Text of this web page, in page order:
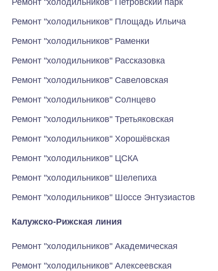
Ремонт "холодильников" Петровский парк
Ремонт "холодильников" Площадь Ильича
Ремонт "холодильников" Раменки
Ремонт "холодильников" Рассказовка
Ремонт "холодильников" Савеловская
Ремонт "холодильников" Солнцево
Ремонт "холодильников" Третьяковская
Ремонт "холодильников" Хорошёвская
Ремонт "холодильников" ЦСКА
Ремонт "холодильников" Шелепиха
Ремонт "холодильников" Шоссе Энтузиастов
Калужско-Рижская линия
Ремонт "холодильников" Академическая
Ремонт "холодильников" Алексеевская